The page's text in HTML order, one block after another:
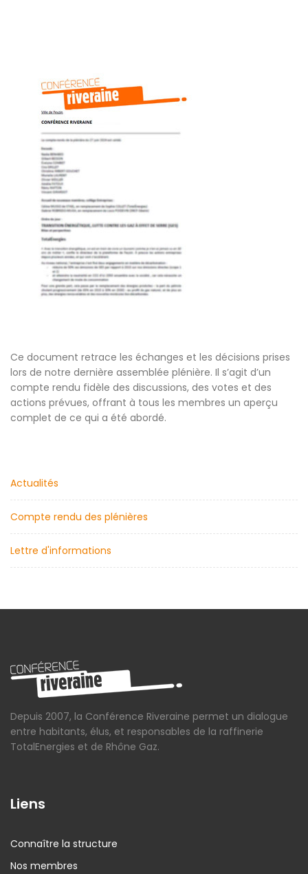
Ce document retrace les échanges et les décisions prises
lors de notre dernière assemblée plénière. Il s’agit d’un
compte rendu fidèle des discussions, des votes et des
actions prévues, offrant à tous les membres un aperçu
complet de ce qui a été abordé.
Actualités
Compte rendu des plénières
Lettre d'informations
Depuis 2007, la Conférence Riveraine permet un dialogue
entre habitants, élus, et responsables de la raffinerie
TotalEnergies et de Rhône Gaz.
Liens
Connaître la structure
Nos membres